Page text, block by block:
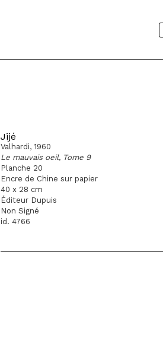
Jijé
Valhardi, 1960
Le mauvais oeil, Tome 9
Planche 20
Encre de Chine sur papier
40 x 28 cm
Éditeur Dupuis
Non Signé
id. 4766